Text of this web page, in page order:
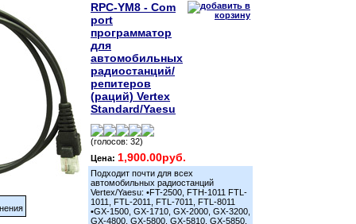
RPC-YM8 - Сom
port
программатор
для
автомобильных
радиостанций/
репитеров
(раций) Vertex
Standard/Yaesu
(голосов: 32)
Цена: 1,900.00руб.
Подходит почти для всех
автомобильных радиостанций
Vertex/Yaesu: •FT-2500, FTH-1011 FTL-
1011, FTL-2011, FTL-7011, FTL-8011
•GX-1500, GX-1710, GX-2000, GX-3200,
GX-4800, GX-5800, GX-5810, GX-5850,